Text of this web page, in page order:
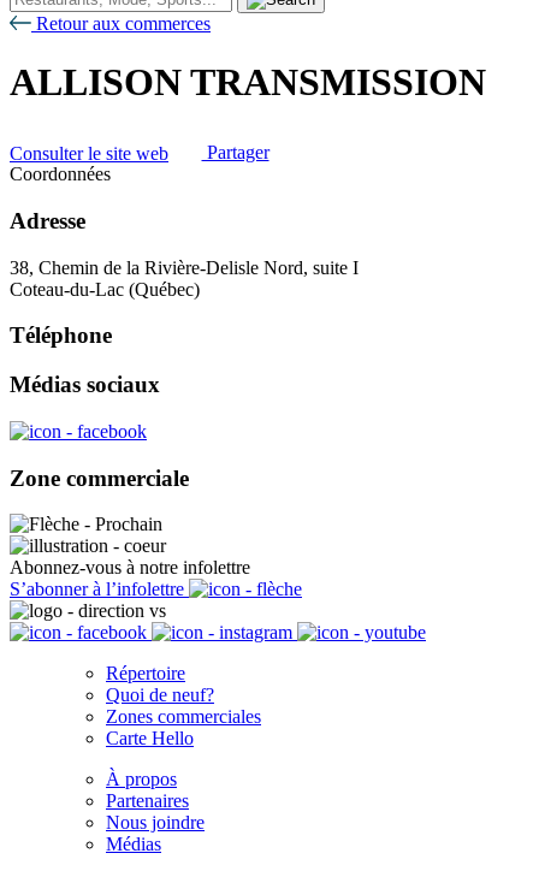
Retour aux commerces
ALLISON TRANSMISSION
Consulter le site web
Partager
Coordonnées
Adresse
38, Chemin de la Rivière-Delisle Nord, suite I
Coteau-du-Lac (Québec)
Téléphone
Médias sociaux
Zone commerciale
Abonnez-vous à notre infolettre
S’abonner à l’infolettre
Répertoire
Quoi de neuf?
Zones commerciales
Carte Hello
À propos
Partenaires
Nous joindre
Médias